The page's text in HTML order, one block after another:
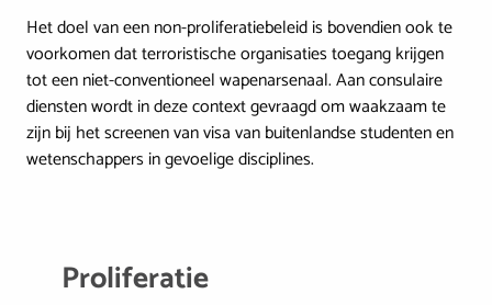
Het doel van een non-proliferatiebeleid is bovendien ook te
voorkomen dat terroristische organisaties toegang krijgen
tot een niet-conventioneel wapenarsenaal. Aan consulaire
diensten wordt in deze context gevraagd om waakzaam te
zijn bij het screenen van visa van buitenlandse studenten en
wetenschappers in gevoelige disciplines.
Proliferatie